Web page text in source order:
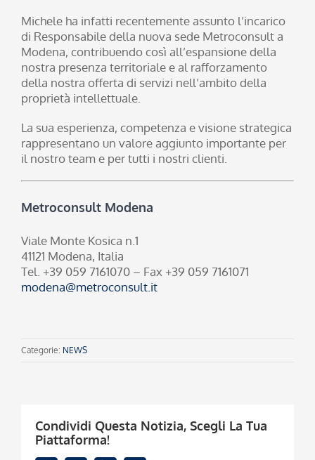
Michele ha infatti recentemente assunto l’incarico
di Responsabile della nuova sede Metroconsult a
Modena, contribuendo così all’espansione della
nostra presenza territoriale e al rafforzamento
della nostra offerta di servizi nell’ambito della
proprietà intellettuale.
La sua esperienza, competenza e visione strategica
rappresentano un valore aggiunto importante per
il nostro team e per tutti i nostri clienti.
Metroconsult Modena
Viale Monte Kosica n.1
41121 Modena, Italia
Tel. +39 059 7161070 – Fax +39 059 7161071
modena@metroconsult.it
Categorie: NEWS
Condividi Questa Notizia, Scegli La Tua
Piattaforma!